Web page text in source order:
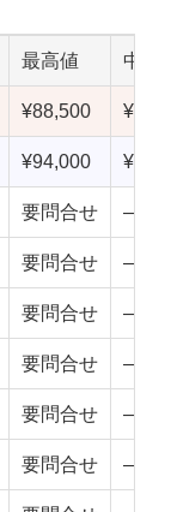
最高値 中点
¥88,500
¥94,000
要問合せ —
要問合せ —
要問合せ —
要問合せ —
要問合せ —
要問合せ —